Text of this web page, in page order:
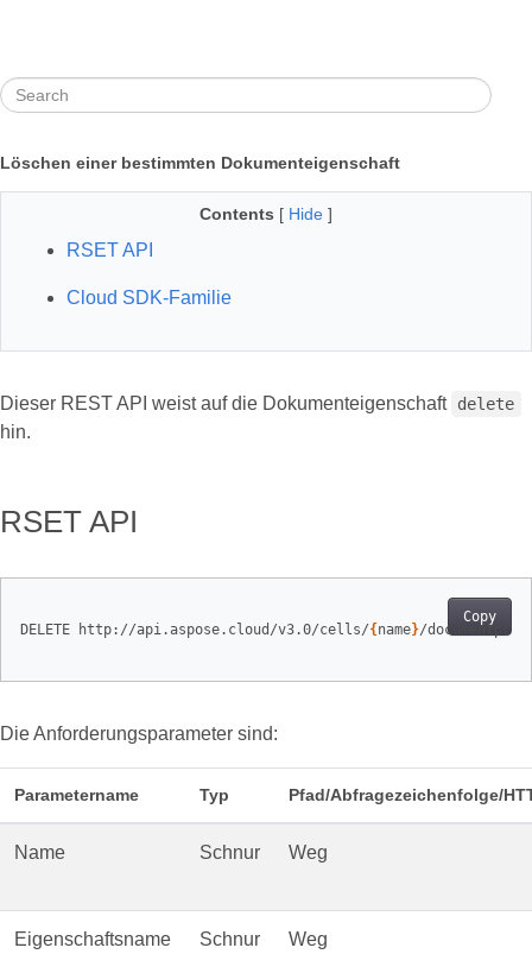
Löschen einer bestimmten Dokumenteigenschaft
Contents [ Hide ]
RSET API
Cloud SDK-Familie
Dieser REST API weist auf die Dokumenteigenschaft delete
hin.
RSET API
Copy
DELETE http://api.aspose.cloud/v3.0/cells/{ name}/
Die Anforderungsparameter sind:
Parametername Typ Pfad/Abfragezeichenfolge/
Name Schnur Weg
Eigenschaftsname Schnur Weg